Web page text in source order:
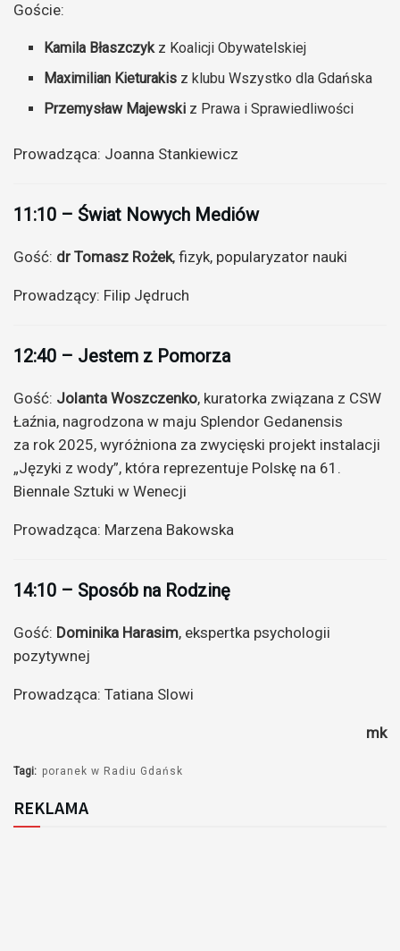
Goście:
Kamila Błaszczykz Koalicji Obywatelskiej
Maximilian Kieturakis z klubu Wszystko dla Gdańska
Przemysław Majewski z Prawa i Sprawiedliwości
Prowadząca: Joanna Stankiewicz
11:10 – Świat Nowych Mediów
Gość: dr Tomasz Rożek, fizyk, popularyzator nauki
Prowadzący: Filip Jędruch
12:40 – Jestem z Pomorza
Gość: Jolanta Woszczenko, kuratorka związana z CSW
Łaźnia, nagrodzona w maju Splendor Gedanensis
za rok 2025, wyróżniona za zwycięski projekt instalacji
„Języki z wody”, która reprezentuje Polskę na 61.
Biennale Sztuki w Wenecji
Prowadząca: Marzena Bakowska
14:10 – Sposób na Rodzinę
Gość: Dominika Harasim, ekspertka psychologii
pozytywnej
Prowadząca: Tatiana Slowi
mk
Tagi: poranek w Radiu Gdańsk
REKLAMA